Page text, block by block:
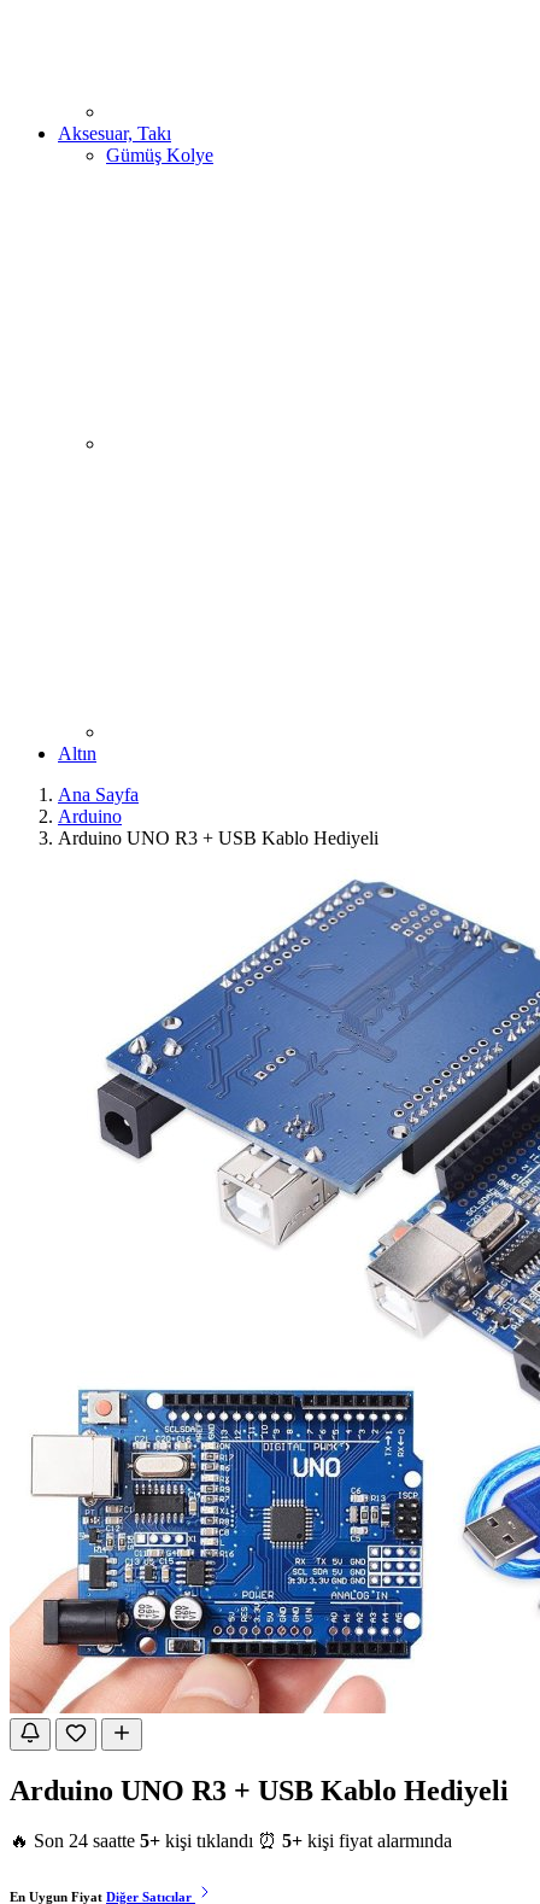
Aksesuar, Takı
Gümüş Kolye
Altın
Ana Sayfa
Arduino
Arduino UNO R3 + USB Kablo Hediyeli
Arduino UNO R3 + USB Kablo Hediyeli
🔥 Son 24 saatte 5+ kişi tıklandı ⏰ 5+ kişi fiyat alarmında
En Uygun Fiyat Diğer Satıcılar